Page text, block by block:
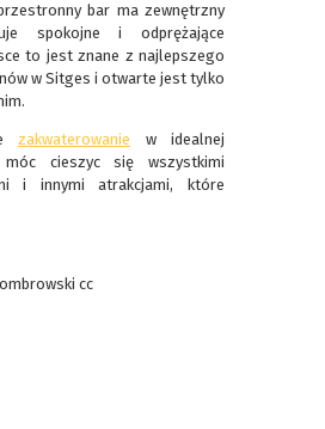
bar ma zewnętrzny
spokojne i odprężające
to jest znane z najlepszego
w Sitges i otwarte jest tylko
zakwaterowanie w idealnej
cieszyc się wszystkimi
i innymi atrakcjami, które
cc